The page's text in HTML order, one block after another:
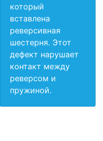
который
вставлена
реверсивная
шестерня. Этот
дефект нарушает
контакт между
реверсом и
пружиной.